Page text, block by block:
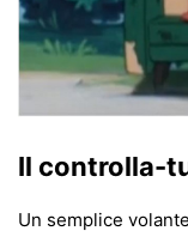
Il controlla-
Un semplice